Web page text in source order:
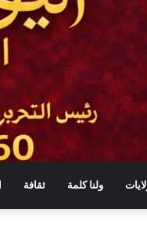
ولنا كلمة ثقافة